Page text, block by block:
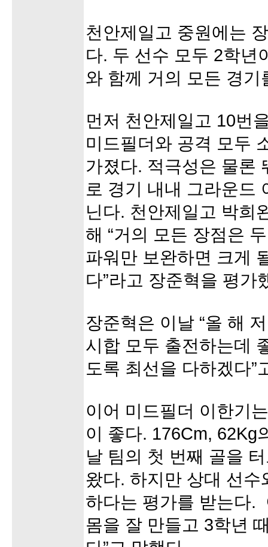
천안제일고 중원에는
다. 두 선수 모두 2학년
와 함께 거의 모든 경기
먼저 천안제일고 10번
미드필더와 공격 모두
가졌다. 적극성은 물론
로 경기 내내 그라운드
닌다. 천안제일고 박희
해 “거의 모든 장점은
파워만 보완하면 크게
다”라고 장준혁을 평가
장준혁은 이날 “올 해
시합 모두 출전하는데
도록 최선을 다하겠다”
이어 미드필더 이한기
이 좋다. 176Cm, 62Kg
날 팀의 첫 번째 골을
왔다. 하지만 상대 선
하다는 평가를 받는다.
몸을 잘 만들고 3학년